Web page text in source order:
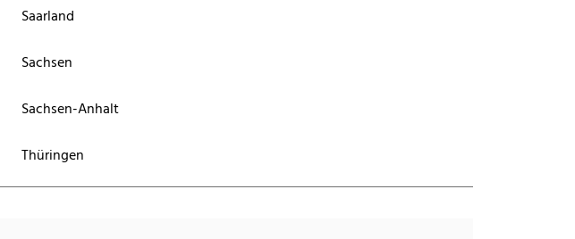
Saarland
Sachsen
Sachsen-Anhalt
Thüringen